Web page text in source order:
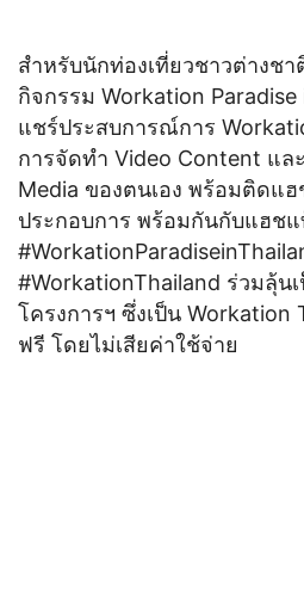
สำหรับนักท่องเที่ยวชาวต่างชา
กิจกรรม Workation
แชร์ประสบการณ์การ
การจัดทำ Video Content แล
Media ของตนเอง พร้อมติดแ
ประกอบการ พร้อมกันกับแฮช
#WorkationThailand ร่วมลุ้น
โครงการฯ ซึ่งเป็น
ฟรี โดยไม่เสียค่าใช้จ่าย